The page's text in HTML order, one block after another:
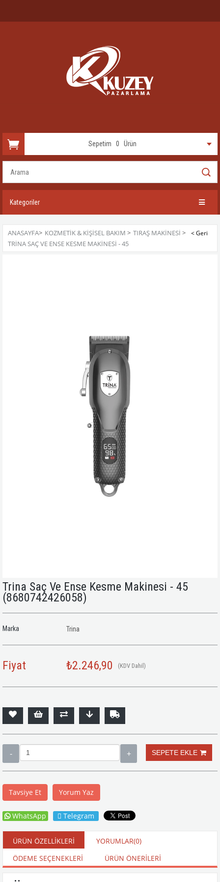
Sepetim 0 Ürün
Kategoriler
ANASAYFA> KOZMETİK & KİŞİSEL BAKIM > TIRAŞ MAKİNESİ >
TRINA SAÇ VE ENSE KESME MAKINESI - 45
Trina Saç Ve Ense Kesme Makinesi - 45
(8680742426058)
Marka Trina
Fiyat ₺2.246,90 (KDV Dahil)
Tavsiye Et Yorum Yaz
WhatsApp Telegram
ÜRÜN ÖZELLIKLERI YORUMLAR(0)
ÖDEME SEÇENEKLERI
ÜRÜN ÖNERILERI